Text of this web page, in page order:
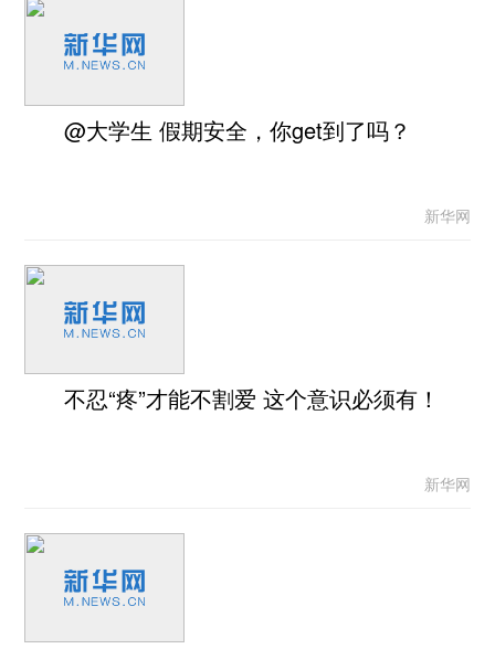
@大学生 假期安全，你get到了吗？
新华网
不忍“疼”才能不割爱 这个意识必须有！
新华网